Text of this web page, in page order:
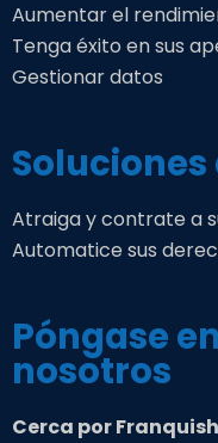
Aumentar el
Tenga éxito en sus
Gestionar datos
Atraiga y contrate a
Automatice sus
Póngase
nosotros
Cerca por